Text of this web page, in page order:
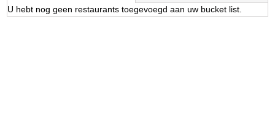
U hebt nog geen restaurants toegevoegd aan uw bucket list.